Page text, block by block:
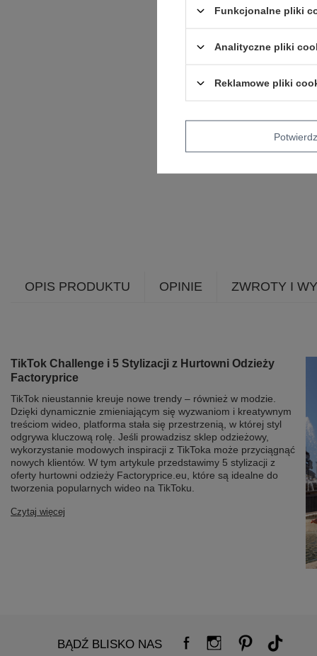
OPIS PRODUKTU OPINIE ZWROTY I
TikTok Challenge i 5 Stylizacji z Hurtowni Odzieży
Factoryprice
TikTok nieustannie kreuje nowe trendy – również w modzie.
Dzięki dynamicznie zmieniającym się wyzwaniom i kreatywnym
treściom wideo, platforma stała się przestrzenią, w której styl
odgrywa kluczową rolę. Jeśli prowadzisz sklep odzieżowy,
wykorzystanie modowych inspiracji z TikToka może przyciągnąć
nowych klientów. W tym artykule przedstawimy 5 stylizacji z
oferty hurtowni odzieży Factoryprice.eu, które są idealne do
tworzenia popularnych wideo na TikToku.
Czytaj więcej
BĄDŹ BLISKO NAS
Funkcjonalne pliki
Analityczne pliki
Reklamowe pliki